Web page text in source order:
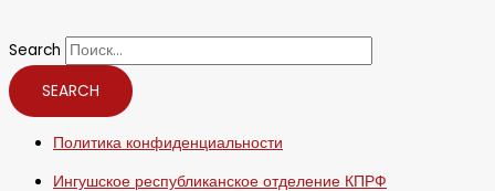
Search
SEARCH
Политика конфиденциальности
Ингушское республиканское отделение КПРФ